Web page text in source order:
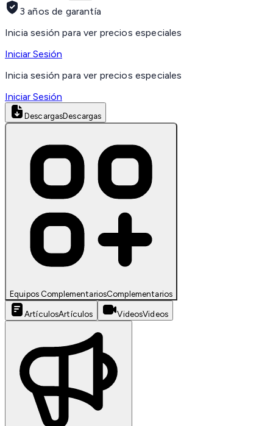
3 años de garantía
Inicia sesión para ver precios especiales
Iniciar Sesión
Inicia sesión para ver precios especiales
Iniciar Sesión
DescargasDescargas
Equipos ComplementariosComplementarios
ArtículosArtículos VideosVideos